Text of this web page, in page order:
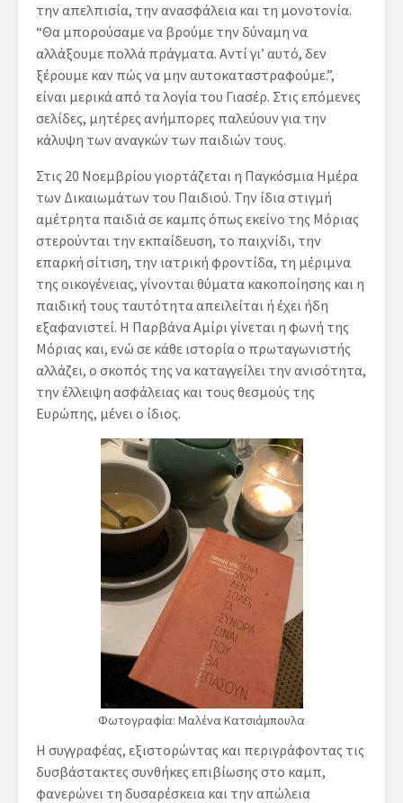
την απελπισία, την ανασφάλεια και τη μονοτονία.
“Θα μπορούσαμε να βρούμε την δύναμη να
αλλάξουμε πολλά πράγματα. Αντί γι’ αυτό, δεν
ξέρουμε καν πώς να μην αυτοκαταστραφούμε.”,
είναι μερικά από τα λογία του Γιασέρ. Στις επόμενες
σελίδες, μητέρες ανήμπορες παλεύουν για την
κάλυψη των αναγκών των παιδιών τους.
Στις 20 Νοεμβρίου γιορτάζεται η Παγκόσμια Ημέρα
των Δικαιωμάτων του Παιδιού. Την ίδια στιγμή
αμέτρητα παιδιά σε καμπς όπως εκείνο της Μόριας
στερούνται την εκπαίδευση, το παιχνίδι, την
επαρκή σίτιση, την ιατρική φροντίδα, τη μέριμνα
της οικογένειας, γίνονται θύματα κακοποίησης και η
παιδική τους ταυτότητα απειλείται ή έχει ήδη
εξαφανιστεί. Η Παρβάνα Αμίρι γίνεται η φωνή της
Μόριας και, ενώ σε κάθε ιστορία ο πρωταγωνιστής
αλλάζει, ο σκοπός της να καταγγείλει την ανισότητα,
την έλλειψη ασφάλειας και τους θεσμούς της
Ευρώπης, μένει ο ίδιος.
Φωτογραφία: Μαλένα Κατσιάμπουλα
Η συγγραφέας, εξιστορώντας και περιγράφοντας τις
δυσβάστακτες συνθήκες επιβίωσης στο καμπ,
φανερώνει τη δυσαρέσκεια και την απώλεια